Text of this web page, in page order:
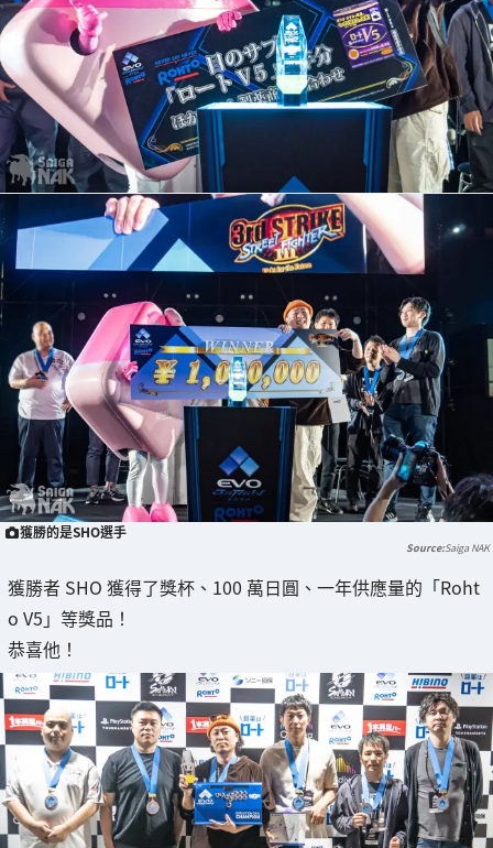
獲勝的是SHO選手
Saiga NAK
獲勝者 SHO 獲得了獎杯、100 萬日圓、一年供應量的「Roht
o V5」等獎品！
恭喜他！